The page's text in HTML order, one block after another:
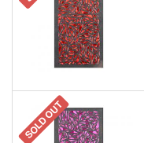
SOLD OUT